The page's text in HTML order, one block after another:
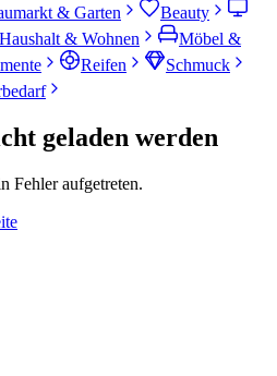
& Garten
Beauty
Haushalt & Wohnen
Möbel &
Reifen
Schmuck
geladen werden
Fehler aufgetreten.